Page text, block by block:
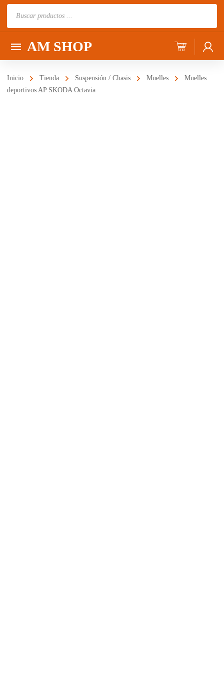
AM SHOP
Inicio Tienda Suspensión / Chasis Muelles
Muelles
deportivos AP SKODA Octavia